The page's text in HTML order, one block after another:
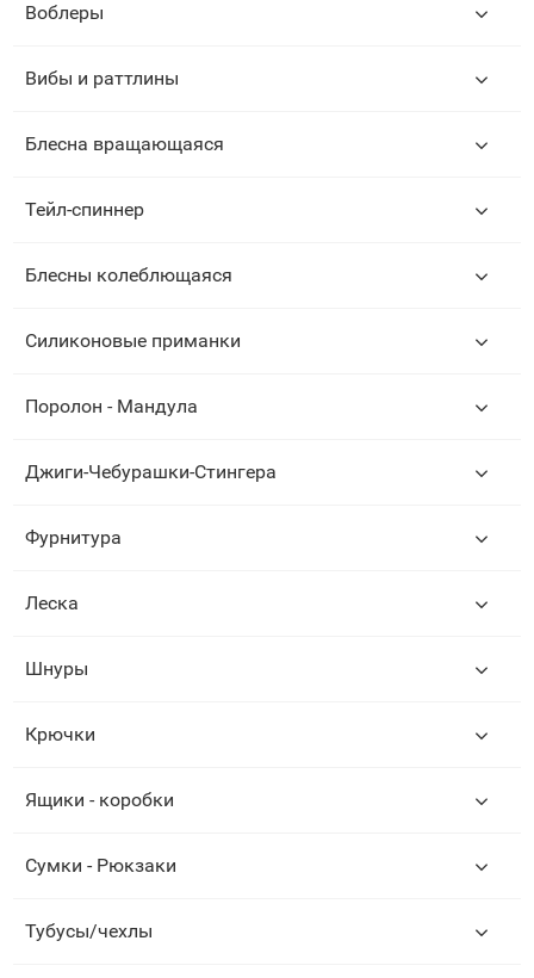
Воблеры
Вибы и раттлины
Блесна вращающаяся
Тейл-спиннер
Блесны колеблющаяся
Силиконовые приманки
Поролон - Мандула
Джиги-Чебурашки-Стингера
Фурнитура
Леска
Шнуры
Крючки
Ящики - коробки
Сумки - Рюкзаки
Тубусы/чехлы